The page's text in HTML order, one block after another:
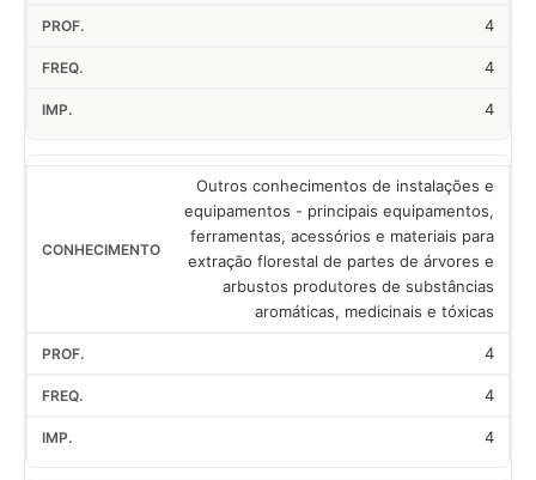
4
4
4
Outros conhecimentos de instalações e
equipamentos - principais equipamentos,
ferramentas, acessórios e materiais para
extração florestal de partes de árvores e
arbustos produtores de substâncias
aromáticas, medicinais e tóxicas
4
4
4